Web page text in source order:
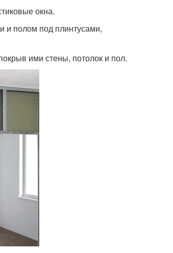
окна.
и полом под плинтусами,
ими стены, потолок и пол.